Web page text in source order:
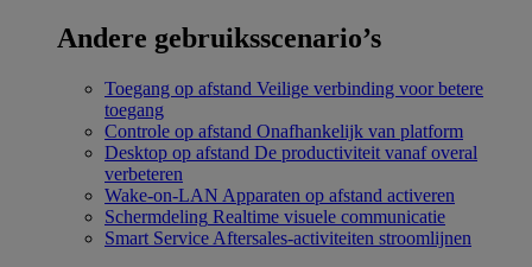
Andere gebruiksscenario’s
Toegang op afstand Veilige verbinding voor betere
toegang
Controle op afstand Onafhankelijk van platform
Desktop op afstand De productiviteit vanaf overal
verbeteren
Wake-on-LAN Apparaten op afstand activeren
Schermdeling Realtime visuele communicatie
Smart Service Aftersales-activiteiten stroomlijnen